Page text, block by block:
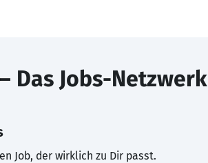
Das Jobs-Netzwerk
Job, der wirklich zu Dir passt.